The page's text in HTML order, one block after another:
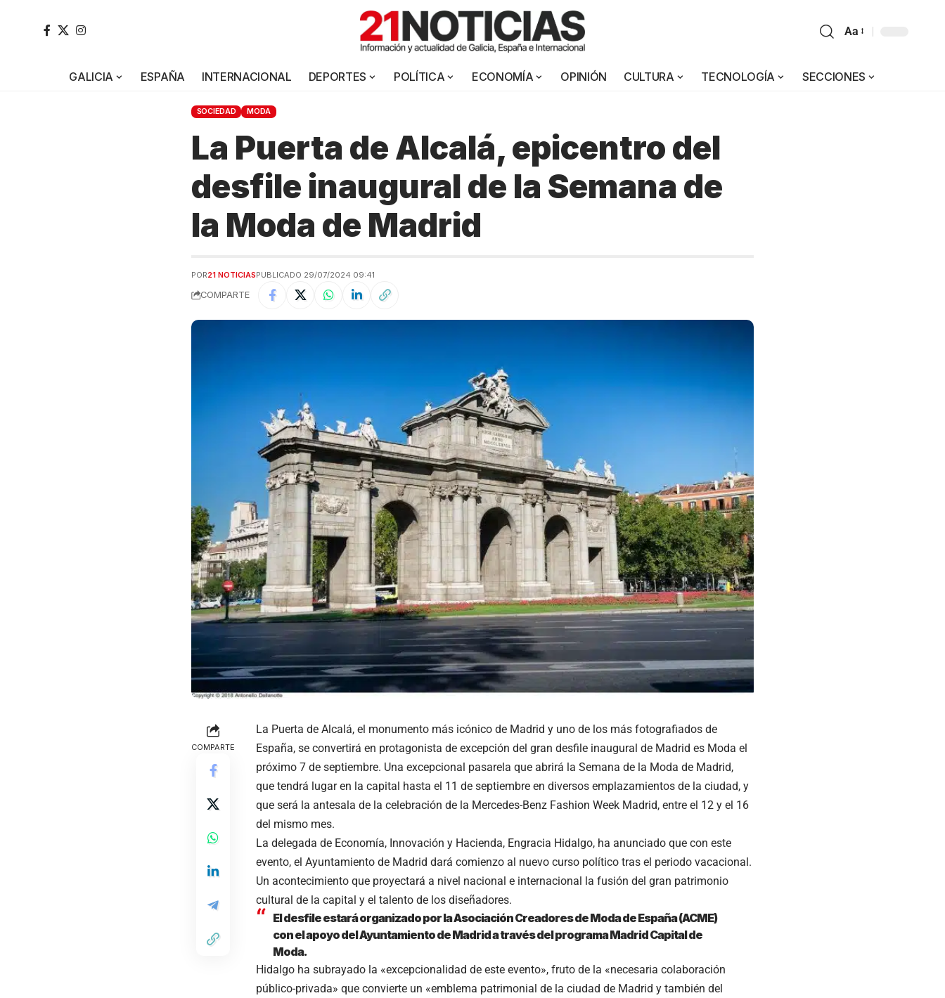
Aa
GALICIA ESPAÑA INTERNACIONAL DEPORTES POLÍTICA ECONOMÍA OPINIÓN CULTURA TECNOLOGÍA SECCIONES
SOCIEDAD MODA
La Puerta de Alcalá, epicentro del
desfile inaugural de la Semana de
la Moda de Madrid
POR21 NOTICIASPUBLICADO 29/07/2024 09:41
COMPARTE
COMPARTE
La Puerta de Alcalá, el monumento más icónico de Madrid y uno de los más fotografiados de
España, se convertirá en protagonista de excepción del gran desfile inaugural de Madrid es Moda el
próximo 7 de septiembre. Una excepcional pasarela que abrirá la Semana de la Moda de Madrid,
que tendrá lugar en la capital hasta el 11 de septiembre en diversos emplazamientos de la ciudad, y
que será la antesala de la celebración de la Mercedes-Benz Fashion Week Madrid, entre el 12 y el 16
del mismo mes.
La delegada de Economía, Innovación y Hacienda, Engracia Hidalgo, ha anunciado que con este
evento, el Ayuntamiento de Madrid dará comienzo al nuevo curso político tras el periodo vacacional.
Un acontecimiento que proyectará a nivel nacional e internacional la fusión del gran patrimonio
cultural de la capital y el talento de los diseñadores.
El desfile estará organizado por la Asociación Creadores de Moda de España (ACME)
con el apoyo del Ayuntamiento de Madrid a través del programa Madrid Capital de
Moda.
Hidalgo ha subrayado la «excepcionalidad de este evento», fruto de la «necesaria colaboración
público-privada» que convierte un «emblema patrimonial de la ciudad de Madrid y también del